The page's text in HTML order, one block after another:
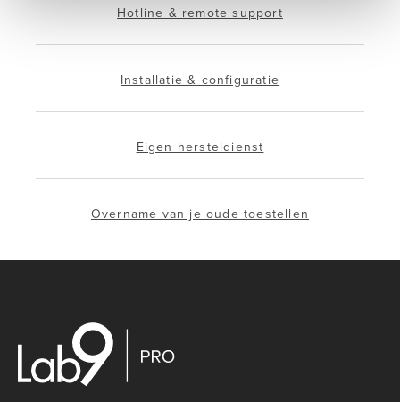
Hotline & remote support
Installatie & configuratie
Eigen hersteldienst
Overname van je oude toestellen